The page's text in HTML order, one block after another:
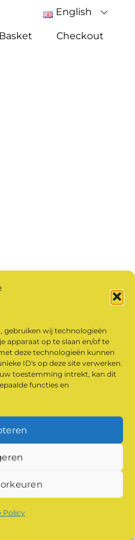
gebruiken wij technologieën
apparaat op te slaan en/of te
deze technologieën kunnen
ID's op deze site verwerken.
toestemming intrekt, kan dit
functies en
Policy
English
Basket Checkout